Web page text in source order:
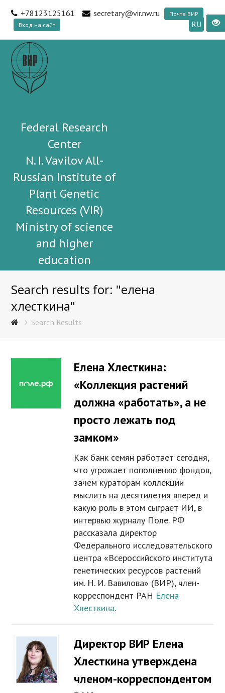
+78123125161 secretary@vir.nw.ru
Почта ВИР
Вход на сайт
RU
Federal Research
Center
N. I. Vavilov All-
Russian Institute of
Plant Genetic
Resources (VIR)
Ministry of science
and higher
education
Search results for: "елена
хлесткина"
Search Results
Елена Хлесткина:
«Коллекция растений
должна «работать», а не
просто лежать под
замком»
Как банк семян работает сегодня,
что угрожает пополнению фондов,
зачем кураторам коллекции
мыслить на десятилетия вперед и
какую роль в этом сыграет ИИ, в
интервью журналу Поле. РФ
рассказала директор
Федерального исследовательского
центра «Всероссийского института
генетических ресурсов растений
им. Н. И. Вавилова» (ВИР), член-
корреспондент РАН Елена
Хлесткина.
Директор ВИР Елена
Хлесткина утверждена
членом-корреспондентом